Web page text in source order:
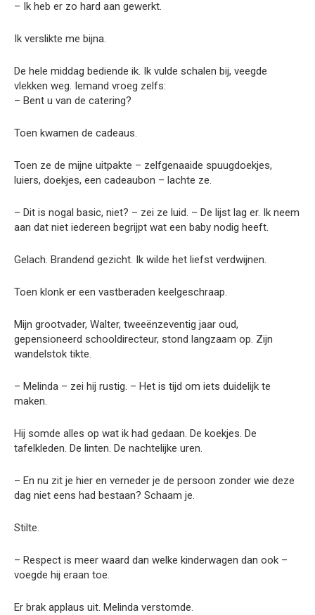
– Ik heb er zo hard aan gewerkt.
Ik verslikte me bijna.
De hele middag bediende ik. Ik vulde schalen bij, veegde
vlekken weg. Iemand vroeg zelfs:
– Bent u van de catering?
Toen kwamen de cadeaus.
Toen ze de mijne uitpakte – zelfgenaaide spuugdoekjes,
luiers, doekjes, een cadeaubon – lachte ze.
– Dit is nogal basic, niet? – zei ze luid. – De lijst lag er. Ik neem
aan dat niet iedereen begrijpt wat een baby nodig heeft.
Gelach. Brandend gezicht. Ik wilde het liefst verdwijnen.
Toen klonk er een vastberaden keelgeschraap.
Mijn grootvader, Walter, tweeënzeventig jaar oud,
gepensioneerd schooldirecteur, stond langzaam op. Zijn
wandelstok tikte.
– Melinda – zei hij rustig. – Het is tijd om iets duidelijk te
maken.
Hij somde alles op wat ik had gedaan. De koekjes. De
tafelkleden. De linten. De nachtelijke uren.
– En nu zit je hier en verneder je de persoon zonder wie deze
dag niet eens had bestaan? Schaam je.
Stilte.
– Respect is meer waard dan welke kinderwagen dan ook –
voegde hij eraan toe.
Er brak applaus uit. Melinda verstomde.